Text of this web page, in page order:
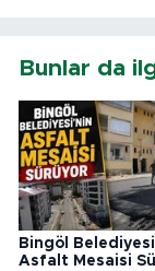
Bunlar da
Bingöl
Asfalt Mesaisi